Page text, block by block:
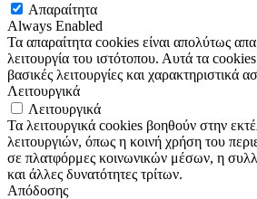
Απαραίτητα
Always Enabled
Τα απαραίτητα cookies είναι απολύτως
λειτουργία του ιστότοπου. Αυτά τα
βασικές λειτουργίες και χαρακτηριστικά
Λειτουργικά
Λειτουργικά
Τα λειτουργικά cookies βοηθούν στην
λειτουργιών, όπως η κοινή χρήση του
σε πλατφόρμες κοινωνικών μέσων, η
και άλλες δυνατότητες τρίτων.
Απόδοσης